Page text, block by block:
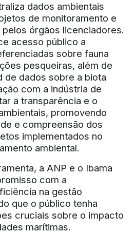
dados ambientais
de monitoramento e
órgãos licenciadores.
acesso público a
sobre fauna
pesqueiras, além de
de dados sobre a biota
com a indústria de
a transparência e o
promovendo
e compreensão dos
implementados no
ambiental.
a ANP e o Ibama
com a
na gestão
que o público tenha
cruciais sobre o impacto
marítimas.